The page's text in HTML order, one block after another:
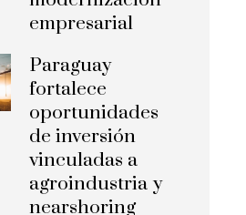
empresarial
Paraguay
fortalece
oportunidades
de inversión
vinculadas a
agroindustria y
nearshoring